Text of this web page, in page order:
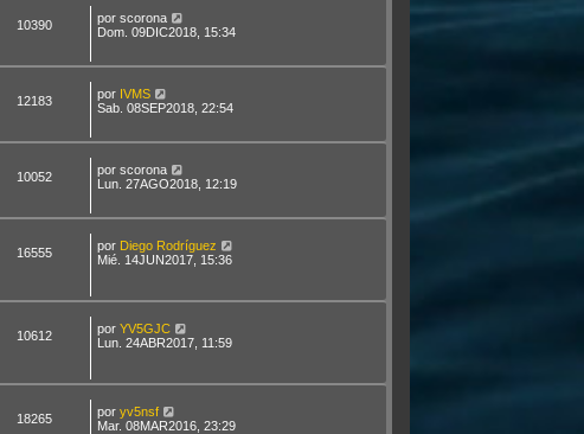
10390 por scorona
Dom. 09DIC2018, 15:34
12183 por IVMS
Sab. 08SEP2018, 22:54
10052 por scorona
Lun. 27AGO2018, 12:19
16555 por Diego Rodríguez
Mié. 14JUN2017, 15:36
10612 por YV5GJC
Lun. 24ABR2017, 11:59
18265 por yv5nsf
Mar. 08MAR2016, 23:29